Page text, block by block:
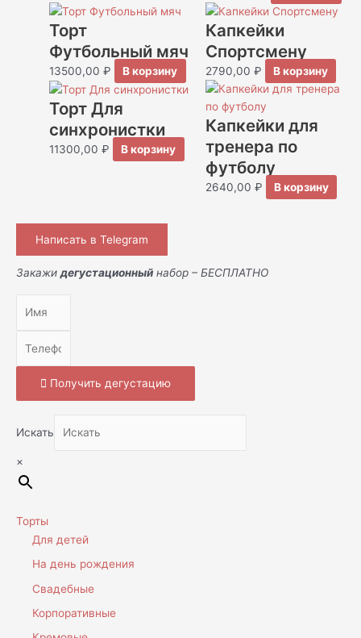
Торт
Футбольный мяч
13500,00₽ В корзину
Капкейки
Спортсмену
2790,00 ₽ В корзину
Торт Для
синхронистки
11300,00₽ В корзину
Капкейки для
тренера по
футболу
2640,00 ₽ В корзину
Написать в Telegram
Закажи дегустационный набор – БЕСПЛАТНО
Получить дегустацию
Искать
×
Торты
Для детей
На день рождения
Свадебные
Корпоративные